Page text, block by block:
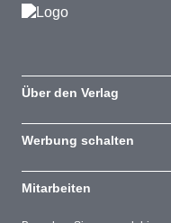
Über den Verlag
Werbung schalten
Mitarbeiten